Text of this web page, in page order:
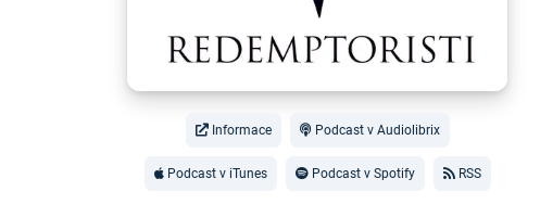
Informace Podcast v Audiolibrix
Podcast v iTunes Podcast v Spotify RSS